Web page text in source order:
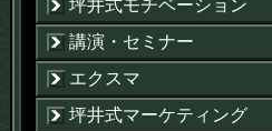
坪井式モチベーション
講演・セミナー
エクスマ
坪井式マーケティング